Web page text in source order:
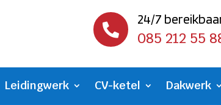

24/7
085 212 55
Leidingwerk CV-ketel Dakwerk